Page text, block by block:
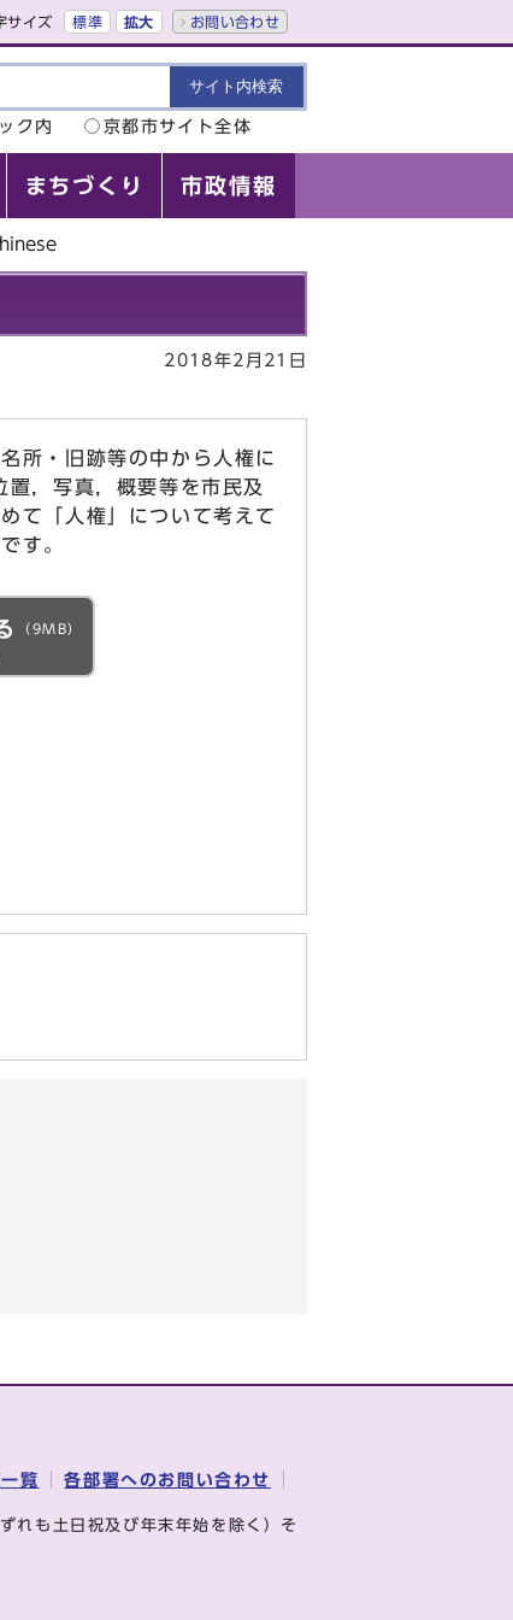
サイズ 標準 拡大 お問い合わせ
ク内
京都市サイト全体
まちづくり 市政情報
2018年2月21日
所・旧跡等の中から人権に
，写真，概要等を市民及
て「人権」について考えて
す。
（9MB）
覧 各部署へのお問い合わせ
ずれも土日祝及び年末年始を除く）そ